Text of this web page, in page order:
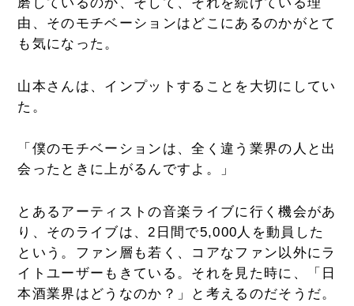
由、そのモチベーションはどこにあるのかがとて
も気になった。
山本さんは、インプットすることを大切にしてい
た。
「僕のモチベーションは、全く違う業界の人と出
会ったときに上がるんですよ。」
とあるアーティストの音楽ライブに行く機会があ
り、そのライブは、2日間で5,000人を動員した
という。ファン層も若く、コアなファン以外にラ
イトユーザーもきている。それを見た時に、「日
本酒業界はどうなのか？」と考えるのだそうだ。